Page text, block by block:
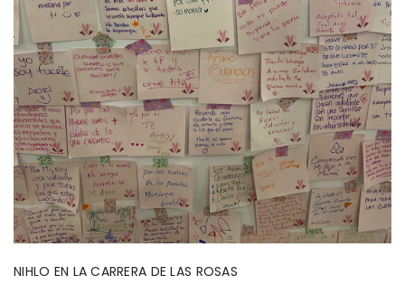
NIHLO EN LA CARRERA DE LAS ROSAS